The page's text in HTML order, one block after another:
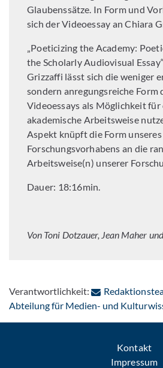
Glaubenssätze. In Form und
sich der Videoessay an Chiara
„Poeticizing the Academy:
the Scholarly Audiovisual
Grizzaffi lässt sich die weniger
sondern anregungsreiche Form
Videoessays als Möglichkeit
akademische Arbeitsweise
Aspekt knüpft die Form unseres
Forschungsvorhabens an die
Arbeitsweise(n) unserer
Dauer: 18:16min.
Von Toni Dotzauer, Jean Maher
Verantwortlichkeit:
Abteilung für Medien- und
Kontakt
Impressum